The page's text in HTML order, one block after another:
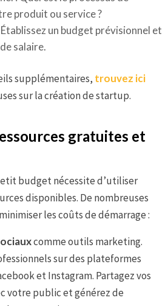
produit ou service ?
un budget prévisionnel et
salaire.
supplémentaires, trouvez ici
sur la création de startup.
gratuites et
budget nécessite d’utiliser
disponibles. De nombreuses
les coûts de démarrage :
comme outils marketing.
sur des plateformes
et Instagram. Partagez vos
votre public et générez de